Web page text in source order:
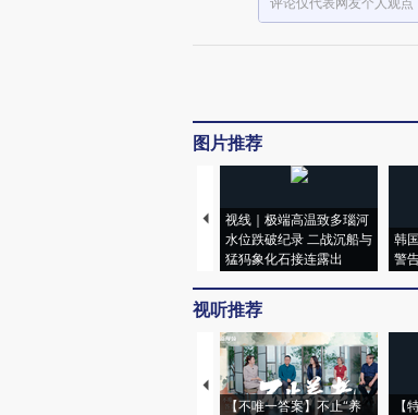
图片推荐
视线｜极端高温致多瑙河
水位跌破纪录 二战沉船与
猛犸象化石接连露出
韩
警
视听推荐
【不唯一答案】不止“养
【